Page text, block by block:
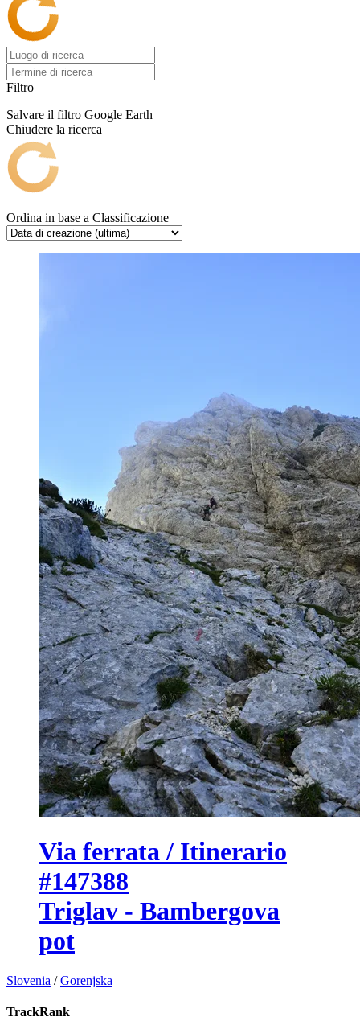
Filtro
Salvare il filtro Google Earth
Chiudere la ricerca
Ordina in base a Classificazione
Via ferrata / Itinerario
#147388
Triglav - Bambergova
pot
Slovenia /Gorenjska
TrackRank